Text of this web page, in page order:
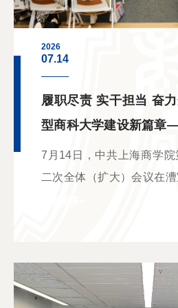
2026
07.14
履职尽责 实干担当 奋
型商科大学建设新篇章
院第一届委员会第十二
议召开
7月14日，中共上海商学
二次全体（扩大）会议在
分享